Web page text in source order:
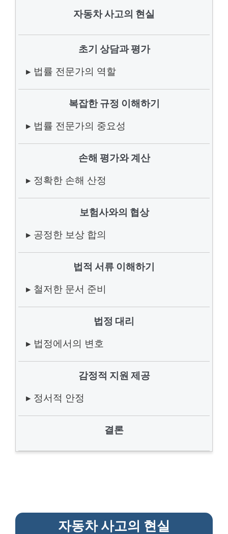
자동차 사고의 현실
초기 상담과 평가
▸ 법률 전문가의 역할
복잡한 규정 이해하기
▸ 법률 전문가의 중요성
손해 평가와 계산
▸ 정확한 손해 산정
보험사와의 협상
▸ 공정한 보상 합의
법적 서류 이해하기
▸ 철저한 문서 준비
법정 대리
▸ 법정에서의 변호
감정적 지원 제공
▸ 정서적 안정
결론
자동차 사고의 현실